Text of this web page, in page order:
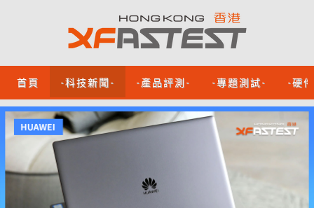
首頁 -科技新聞- -產品評測- -專題測試- -硬